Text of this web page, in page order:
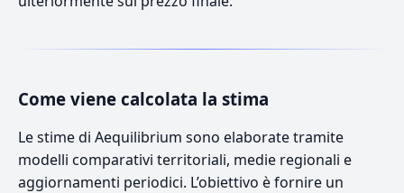
Come viene calcolata la stima
Le stime di Aequilibrium sono elaborate tramite
modelli comparativi territoriali, medie regionali e
aggiornamenti periodici. L’obiettivo è fornire un